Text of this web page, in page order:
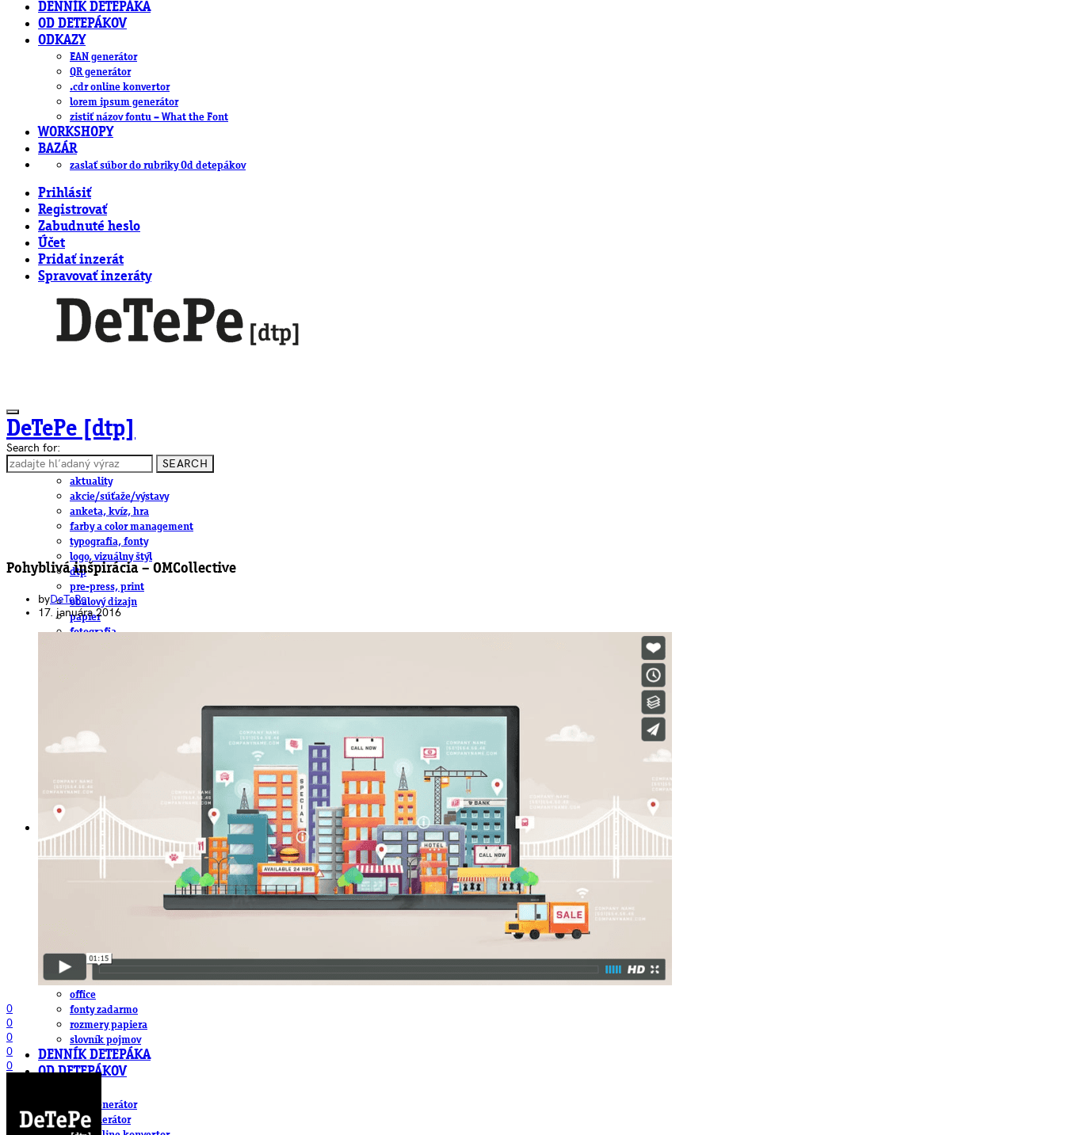
DENNÍK DETEPÁKA
OD DETEPÁKOV
ODKAZY
EAN generátor
QR generátor
.cdr online konvertor
lorem ipsum generátor
zistiť názov fontu – What the Font
WORKSHOPY
BAZÁR
zaslať súbor do rubriky Od detepákov
Prihlásiť
Registrovať
Zabudnuté heslo
Účet
Pridať inzerát
Spravovať inzeráty
DeTePe [dtp]
ČLÁNKY
aktuality
akcie/súťaže/výstavy
anketa, kvíz, hra
farby a color management
typografia, fonty
logo, vizuálny štýl
dtp
pre-press, print
obalový dizajn
papier
fotografia
web
obludárium
video
DeTePe [dtp]
ZÁKAZKY
FREE
NÁVODY
základy DTP
pre klientov
pdf, ps, acrobat, distiller
fonty, písmo, typografia
farby a color management návody
photoshop
lightroom
OS X
office
fonty zadarmo
rozmery papiera
slovník pojmov
DENNÍK DETEPÁKA
OD DETEPÁKOV
EAN generátor
QR generátor
Search for:
SEARCH
Pohyblivá inšpirácia – OMCollective
byDeTePe
17. januára 2016
0
0
0
0
0